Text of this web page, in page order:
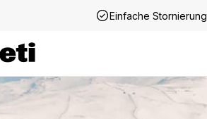
Einfache Stornierung